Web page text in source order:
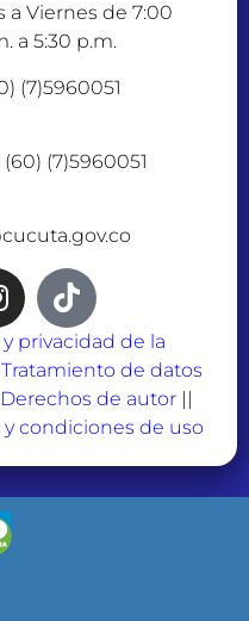
a Viernes de 7:00
a 5:30 p.m.
(7)5960051
(60) (7)5960051
privacidad de la
de datos
de autor||
y condiciones de uso